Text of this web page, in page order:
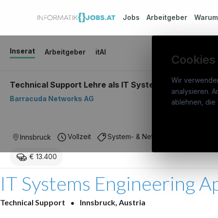
Jobs Arbeitgeber Warum
Inserat Arbeitgeber itAI
Technical Support Lehre als IT Systemtechniker:in
Barracuda Networks AG
Innsbruck Vollzeit System- & Netzwerkadministration
€ 13.400
Wir
analysieren.
ablehnen, die
Service der candidatis GmbH.